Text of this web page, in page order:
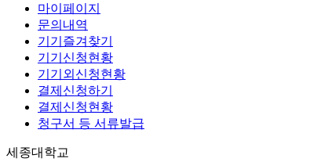
마이페이지
문의내역
기기즐겨찾기
기기신청현황
기기외신청현황
결제신청하기
결제신청현황
청구서 등 서류발급
세종대학교